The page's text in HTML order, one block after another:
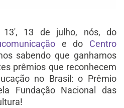
13', 13 de julho, nós, do
e do Centro
sabendo que ganhamos
prêmios que reconhecem
no Brasil: o Prêmio
Fundação Nacional das